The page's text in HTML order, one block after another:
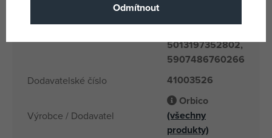
5013197352802,
5907486760266
Dodavatelské číslo 41003526
Výrobce / Dodavatel
Orbico
(všechny
produkty)
Odmítnout